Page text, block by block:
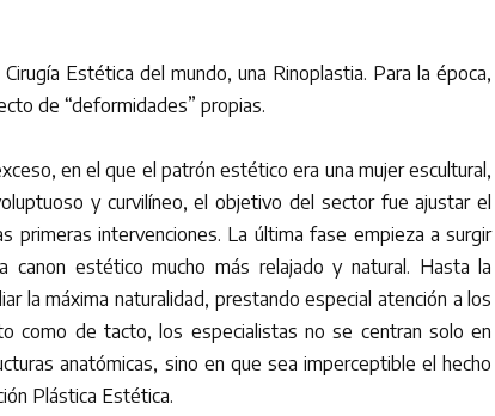
Estética del mundo, una Rinoplastia. Para la época,
de “deformidades” propias.
en el que el patrón estético era una mujer escultural,
y curvilíneo, el objetivo del sector fue ajustar el
primeras intervenciones. La última fase empieza a surgir
canon estético mucho más relajado y natural. Hasta la
la máxima naturalidad, prestando especial atención a los
como de tacto, los especialistas no se centran solo en
anatómicas, sino en que sea imperceptible el hecho
Plástica Estética.